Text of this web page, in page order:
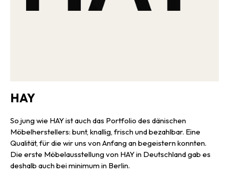
HAY
So jung wie HAY ist auch das Portfolio des dänischen
Möbelherstellers: bunt, knallig, frisch und bezahlbar. Eine
Qualität, für die wir uns von Anfang an begeistern konnten.
Die erste Möbelausstellung von HAY in Deutschland gab es
deshalb auch bei minimum in Berlin.